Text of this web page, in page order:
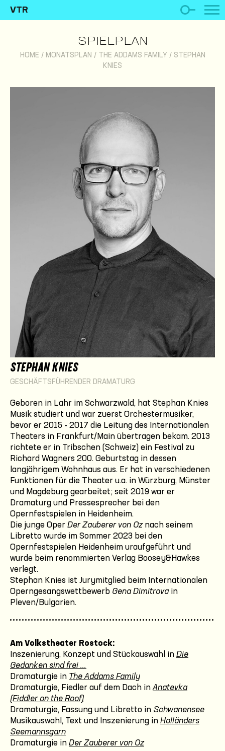
VTR
SPIELPLAN
HOME / MONATSPLAN / THE ADDAMS FAMILY / STEPHAN
KNIES
STEPHAN KNIES
GESCHÄFTSFÜHRENDER DRAMATURG
Geboren in Lahr im Schwarzwald, hat Stephan Knies
Musik studiert und war zuerst Orchestermusiker,
bevor er 2015 - 2017 die Leitung des Internationalen
Theaters in Frankfurt/Main übertragen bekam. 2013
richtete er in Tribschen (Schweiz) ein Festival zu
Richard Wagners 200. Geburtstag in dessen
langjährigem Wohnhaus aus. Er hat in verschiedenen
Funktionen für die Theater u.a. in Würzburg, Münster
und Magdeburg gearbeitet; seit 2019 war er
Dramaturg und Pressesprecher bei den
Opernfestspielen in Heidenheim.
Die junge Oper Der Zauberer von Oznach seinem
Libretto wurde im Sommer 2023 bei den
Opernfestspielen Heidenheim uraufgeführt und
wurde beim renommierten Verlag Boosey&Hawkes
verlegt.
Stephan Knies ist Jurymitglied beim Internationalen
Operngesangswettbewerb Gena Dimitrovain
Pleven/Bulgarien.
Am Volkstheater Rostock:
Inszenierung, Konzept und Stückauswahl in Die
Gedanken sind frei ...
Dramaturgie in The Addams Family
Dramaturgie, Fiedler auf dem Dach in Anatevka
(Fiddler on the Roof)
Dramaturgie, Fassung und Libretto in Schwanensee
Musikauswahl, Text und Inszenierung in Holländers
Seemannsgarn
Dramaturgie in Der Zauberer von Oz